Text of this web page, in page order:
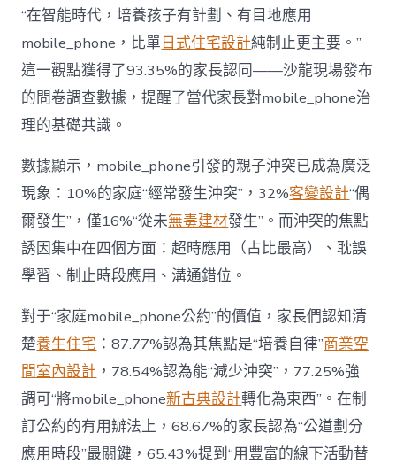
東
西”，
而
非
“家
庭
中
“在智能時代，培養孩子有計劃、有目地應用
mobile_phone，比單日式住宅設計純制止更主要。”
這一觀點獲得了93.35%的家長認同——沙龍現場發布
的問卷調查數據，提醒了當代家長對mobile_phone治
理的基礎共識。
數據顯示，mobile_phone引發的親子沖突已成為廣泛
現象：10%的家庭“經常發生沖突”，32%客變設計“偶
爾發生”，僅16%“從未無毒建材發生”。而沖突的焦點
誘因集中在四個方面：超時應用（占比最高）、耽誤
學習、制止時段應用、溝通錯位。
對于“家庭mobile_phone公約”的價值，家長們認知清
楚養生住宅 ：87.77%認為其焦點是“培養自律”商業空
間室內設計 ，78.54%認為能“減少沖突”，77.25%強
調可“將mobile_phone新古典設計轉化為東西”。在制
訂公約的有用辦法上，68.67%的家長認為“公道劃分
應用時段”最關鍵，65.43%提到“用豐富的線下活動替